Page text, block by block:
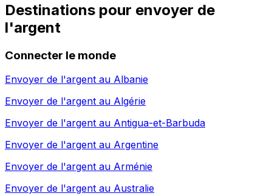
Destinations pour envoyer de
l'argent
Connecter le monde
Envoyer de l'argent au Albanie
Envoyer de l'argent au Algérie
Envoyer de l'argent au Antigua-et-Barbuda
Envoyer de l'argent au Argentine
Envoyer de l'argent au Arménie
Envoyer de l'argent au Australie